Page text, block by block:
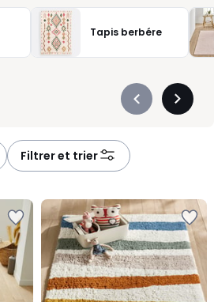
Tapis berbére
Précédent
Filtrer et trier